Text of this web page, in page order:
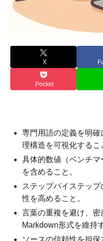
X
Pocket
専門用語の定義を明
理構造を可視化するこ
具体的数値（ベンチ
を含めること。
ステップバイステッ
性を高めること。
言葉の重複を避け、
Markdown形式を維持
ソースの信頼性を担